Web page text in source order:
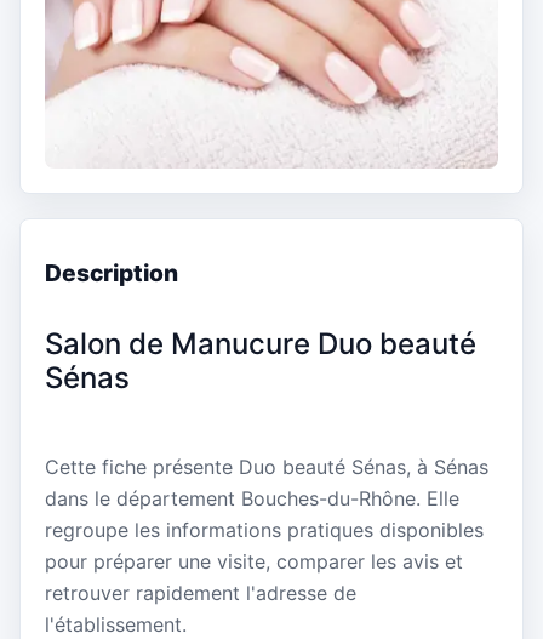
Description
Salon de Manucure Duo beauté
Sénas
Cette fiche présente Duo beauté Sénas, à Sénas
dans le département Bouches-du-Rhône. Elle
regroupe les informations pratiques disponibles
pour préparer une visite, comparer les avis et
retrouver rapidement l'adresse de
l'établissement.